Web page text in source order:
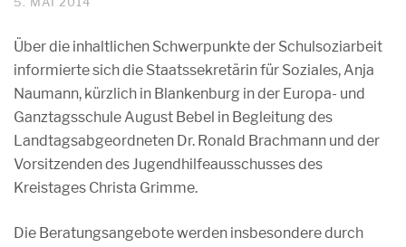
Über die inhaltlichen Schwerpunkte der Schulsoziarbeit
informierte sich die Staatssekretärin für Soziales, Anja
Naumann, kürzlich in Blankenburg in der Europa- und
Ganztagsschule August Bebel in Begleitung des
Landtagsabgeordneten Dr. Ronald Brachmann und der
Vorsitzenden des Jugendhilfeausschusses des
Kreistages Christa Grimme.
Die Beratungsangebote werden insbesondere durch